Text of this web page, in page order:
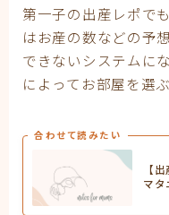
第一子の出産レポで
はお産の数などの予
できないシステムに
によってお部屋を選
合わせて読みたい
【
マタ